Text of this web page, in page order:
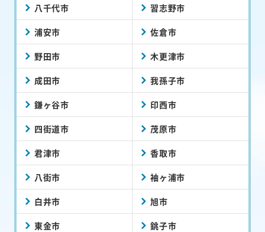
八千代市 習志野市
浦安市 佐倉市
野田市 木更津市
成田市 我孫子市
鎌ヶ谷市 印西市
四街道市 茂原市
君津市 香取市
八街市 袖ヶ浦市
白井市 旭市
東金市 銚子市